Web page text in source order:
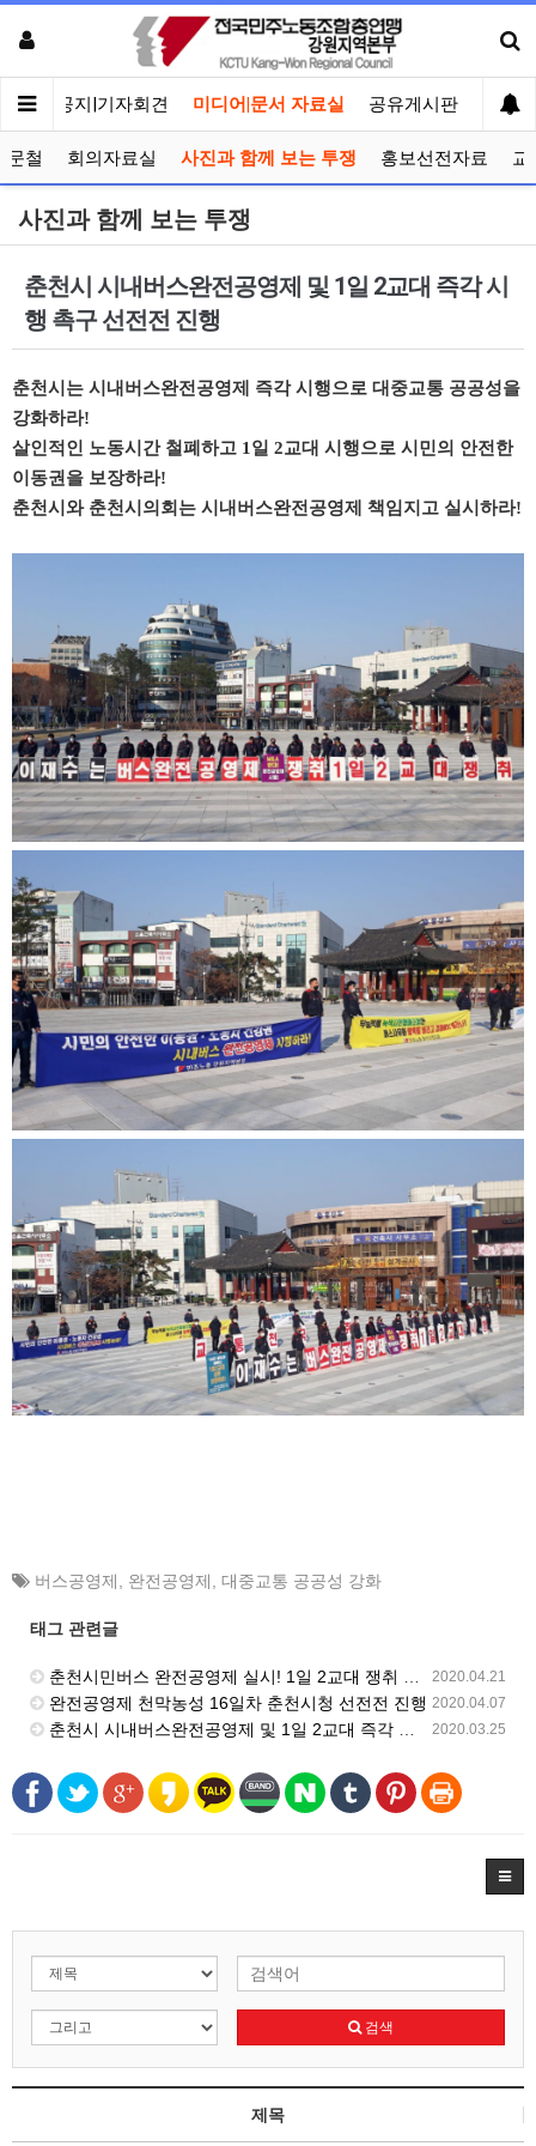
인 공지|기자회견 미디어|문서 자료실 공유게시판 선거
문철 회의자료실 사진과 함께 보는 투쟁 홍보선전자료 교
사진과 함께 보는 투쟁
춘천시 시내버스완전공영제 및 1일 2교대 즉각 시
행 촉구 선전전 진행
춘천시는 시내버스완전공영제 즉각 시행으로 대중교통 공공성을
강화하라!
살인적인 노동시간 철폐하고 1일 2교대 시행으로 시민의 안전한
이동권을 보장하라!
춘천시와 춘천시의회는 시내버스완전공영제 책임지고 실시하라!
버스공영제 완전공영제 대중교통 공공성 강화
태그 관련글
2020.04.21
춘천시민버스 완전공영제 실시! 1일 2교대 쟁취 결의대회 춘천시청에서 개최
2020.04.07
완전공영제 천막농성 16일차 춘천시청 선전전 진행
2020.03.25
춘천시 시내버스완전공영제 및 1일 2교대 즉각 시행 촉구 선전전 진행
검색
제목